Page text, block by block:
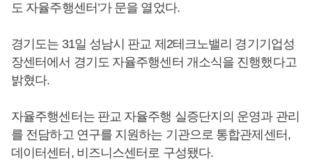
도 자율주행센터’가 문을 열었다.
경기도는 31일 성남시 판교 제2테크노밸리 경기기업성
장센터에서 경기도 자율주행센터 개소식을 진행했다고
밝혔다.
자율주행센터는 판교 자율주행 실증단지의 운영과 관리
를 전담하고 연구를 지원하는 기관으로 통합관제센터,
데이터센터, 비즈니스센터로 구성됐다.